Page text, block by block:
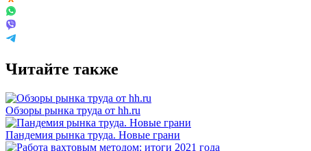
Читайте также
Обзоры рынка труда от hh.ru
Пандемия рынка труда. Новые грани